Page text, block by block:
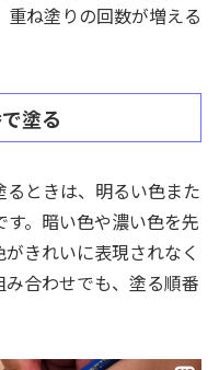
ね塗りの回数が増える
塗る
ときは、明るい色また
。暗い色や濃い色を先
きれいに表現されなく
合わせでも、塗る順番